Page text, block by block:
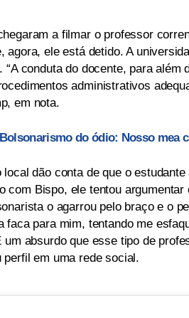
a filmar o professor
agora, ele está detido. A
“A conduta do docente, para
administrativos
em nota.
Bolsonarismo do ódio: Nosso mea
local dão conta de que o
com Bispo, ele tentou
o agarrou pelo braço e o
faca para mim, tentando me
absurdo que esse tipo de
perfil em uma rede social.